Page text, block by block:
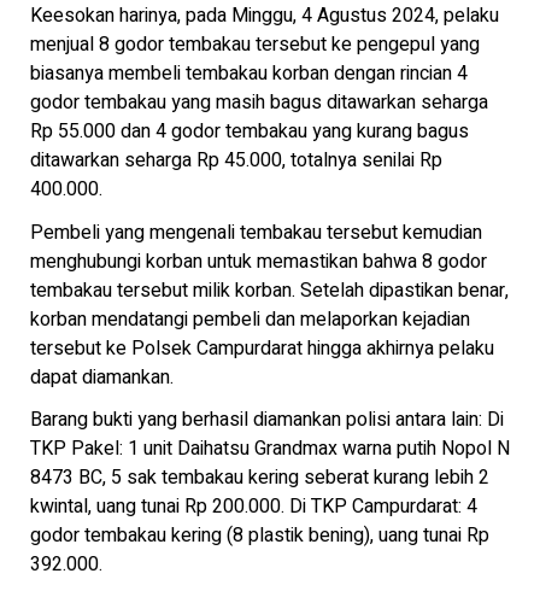
Keesokan harinya, pada Minggu, 4 Agustus 2024, pelaku
menjual 8 godor tembakau tersebut ke pengepul yang
biasanya membeli tembakau korban dengan rincian 4
godor tembakau yang masih bagus ditawarkan seharga
Rp 55.000 dan 4 godor tembakau yang kurang bagus
ditawarkan seharga Rp 45.000, totalnya senilai Rp
400.000.
Pembeli yang mengenali tembakau tersebut kemudian
menghubungi korban untuk memastikan bahwa 8 godor
tembakau tersebut milik korban. Setelah dipastikan benar,
korban mendatangi pembeli dan melaporkan kejadian
tersebut ke Polsek Campurdarat hingga akhirnya pelaku
dapat diamankan.
Barang bukti yang berhasil diamankan polisi antara lain: Di
TKP Pakel: 1 unit Daihatsu Grandmax warna putih Nopol N
8473 BC, 5 sak tembakau kering seberat kurang lebih 2
kwintal, uang tunai Rp 200.000. Di TKP Campurdarat: 4
godor tembakau kering (8 plastik bening), uang tunai Rp
392.000.